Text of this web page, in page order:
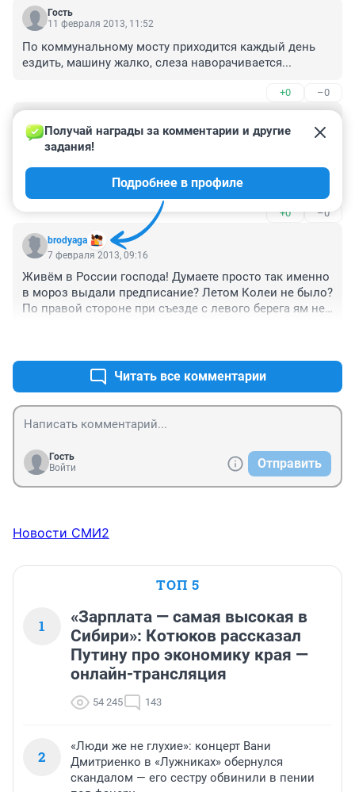
Гость
11 февраля 2013, 11:52
По коммунальному мосту приходится каждый день
ездить, машину жалко, слеза наворачивается...
+0 –0
7 февраля 2013, 14:07
Есть такой сайт - krasroad точка ru.
Можно сообщать туда о нарушениях.
Надо создавать поток сообщений о проблемных
местах!
Да побольше, побольше!
+0 –0
brodyaga
Получай награды за комментарии и другие
задания!
Подробнее в профиле
7 февраля 2013, 09:16
Живём в России господа! Думаете просто так именно
в мороз выдали предписание? Летом Колеи не было?
По правой стороне при съезде с левого берега ям не
всё одно будут делать заново.
Читать все комментарии
Гость
Войти
Отправить
Новости СМИ2
ТОП 5
1
«Зарплата — самая высокая в
Сибири»: Котюков рассказал
Путину про экономику края —
онлайн-трансляция
54 245 143
2
«Люди же не глухие»: концерт Вани
Дмитриенко в «Лужниках» обернулся
скандалом — его сестру обвинили в пении